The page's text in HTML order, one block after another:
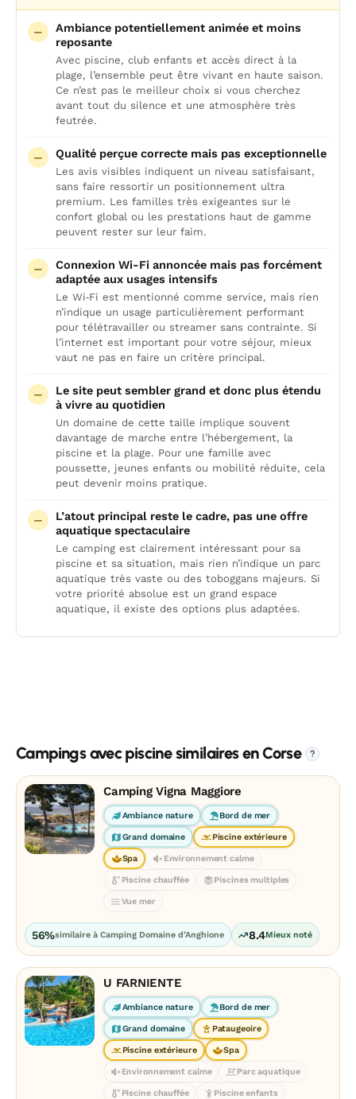
Ambiance potentiellement animée et moins
reposante
Avec piscine, club enfants et accès direct à la
plage, l’ensemble peut être vivant en haute saison.
Ce n’est pas le meilleur choix si vous cherchez
avant tout du silence et une atmosphère très
feutrée.
Qualité perçue correcte mais pas exceptionnelle
Les avis visibles indiquent un niveau satisfaisant,
sans faire ressortir un positionnement ultra
premium. Les familles très exigeantes sur le
confort global ou les prestations haut de gamme
peuvent rester sur leur faim.
Connexion Wi-Fi annoncée mais pas forcément
adaptée aux usages intensifs
Le Wi‑Fi est mentionné comme service, mais rien
n’indique un usage particulièrement performant
pour télétravailler ou streamer sans contrainte. Si
l’internet est important pour votre séjour, mieux
vaut ne pas en faire un critère principal.
Le site peut sembler grand et donc plus étendu
à vivre au quotidien
Un domaine de cette taille implique souvent
davantage de marche entre l’hébergement, la
piscine et la plage. Pour une famille avec
poussette, jeunes enfants ou mobilité réduite, cela
peut devenir moins pratique.
L’atout principal reste le cadre, pas une offre
aquatique spectaculaire
Le camping est clairement intéressant pour sa
piscine et sa situation, mais rien n’indique un parc
aquatique très vaste ou des toboggans majeurs. Si
votre priorité absolue est un grand espace
aquatique, il existe des options plus adaptées.
Campings avec piscine similaires en Corse ?
Camping Vigna Maggiore
Ambiance nature Bord de mer
Grand domaine Piscine extérieure
Spa Environnement calme
Piscine chauffée Piscines multiples
Vue mer
56%similaire à Camping Domaine d’Anghione 8.4Mieux noté
U FARNIENTE
Ambiance nature Bord de mer
Grand domaine Pataugeoire
Piscine extérieure Spa
Environnement calme Parc aquatique
Piscine chauffée Piscine enfants